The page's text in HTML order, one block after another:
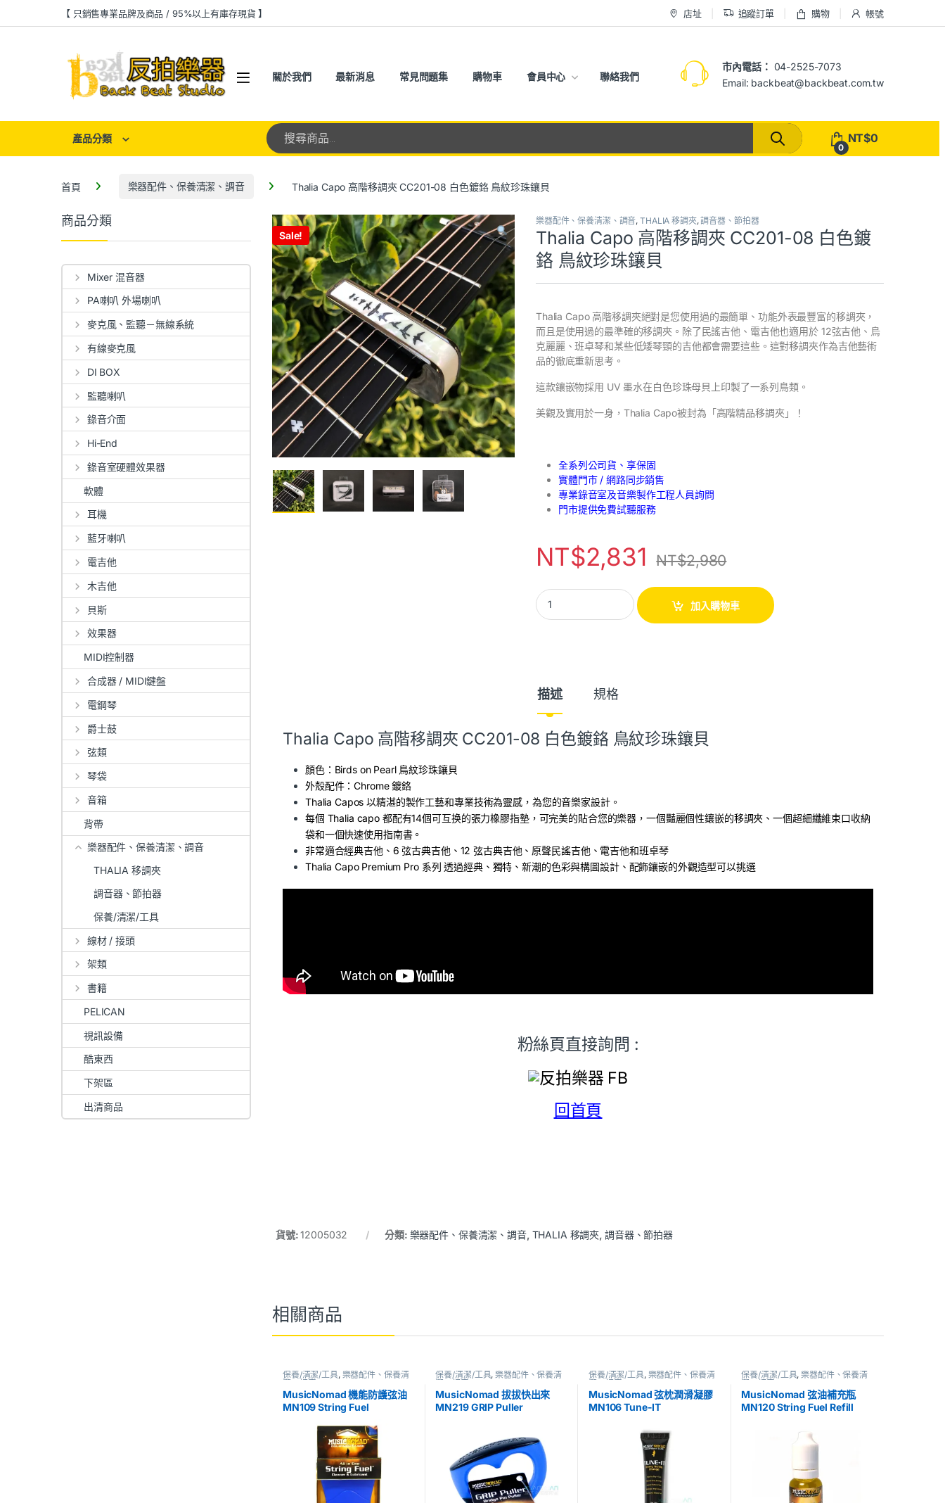
【 只銷售專業品牌及商品 / 95%以上有庫存現貨 】 店址 追蹤訂單 購物 帳號
關於我們 最新消息 常見問題集 購物車 會員中心 聯絡我們
市內電話： 04-2525-7073
Email: backbeat@backbeat.com.tw
產品分類
0
NT$0
首頁 樂器配件、保養清潔、調音 Thalia Capo 高階移調夾 CC201-08 白色鍍鉻 鳥紋珍珠鑲貝
Sale!
樂器配件、保養清潔、調音,THALIA 移調夾,調音器、節拍器
Thalia Capo 高階移調夾 CC201-08 白色鍍
鉻 鳥紋珍珠鑲貝
Thalia Capo 高階移調夾絕對是您使用過的最簡單、功能外表最豐富的移調夾，
而且是使用過的最準確的移調夾。除了民謠吉他、電吉他也適用於 12弦吉他、烏
克麗麗、班卓琴和某些低矮琴頸的吉他都會需要這些。這對移調夾作為吉他藝術
品的徹底重新思考。
這款鑲嵌物採用 UV 墨水在白色珍珠母貝上印製了一系列鳥類。
美觀及實用於一身，Thalia Capo被封為「高階精品移調夾」！
全系列公司貨、享保固
實體門市 / 網路同步銷售
專業錄音室及音樂製作工程人員詢問
門市提供免費試聽服務
NT$2,831 NT$2,980
加入購物車
描述 規格
Thalia Capo 高階移調夾 CC201-08 白色鍍鉻 鳥紋珍珠鑲貝
顏色： Birds on Pearl 鳥紋珍珠鑲貝
外殼配件：Chrome 鍍鉻
Thalia Capos 以精湛的製作工藝和專業技術為靈感，為您的音樂家設計。
每個 Thalia capo 都配有14個可互换的張力橡膠指墊，可完美的貼合您的樂器，一個豔麗個性鑲嵌的移調夾、一個超細纖維束口收納
袋和一個快速使用指南書。
非常適合經典吉他、6 弦古典吉他、12 弦古典吉他、原聲民謠吉他、電吉他和班卓琴
Thalia Capo Premium Pro 系列 透過經典、獨特、新潮的色彩與構圖設計、配飾鑲嵌的外觀造型可以挑選
粉絲頁直接詢問 :
回首頁
貨號:12005032 分類: 樂器配件、保養清潔、調音, THALIA 移調夾, 調音器、節拍器
相關商品
保養/清潔/工具, 樂器配件、保養清
潔、調音
MusicNomad 機能防護弦油
MN109 String Fuel
保養/清潔/工具,樂器配件、保養清
潔、調音
MusicNomad 拔拔快出來
MN219 GRIP Puller
保養/清潔/工具, 樂器配件、保養清
潔、調音
MusicNomad 弦枕潤滑凝膠
MN106 Tune-IT
保養/清潔/工具,樂器配件、保養清
潔、調音
MusicNomad 弦油補充瓶
MN120 String Fuel Refill
商品分類
Mixer 混音器
PA喇叭 外場喇叭
麥克風、監聽－無線系統
有線麥克風
DI BOX
監聽喇叭
錄音介面
Hi-End
錄音室硬體效果器
軟體
耳機
藍牙喇叭
電吉他
木吉他
貝斯
效果器
MIDI控制器
合成器 / MIDI鍵盤
電鋼琴
爵士鼓
弦類
琴袋
音箱
背帶
樂器配件、保養清潔、調音
THALIA 移調夾
調音器、節拍器
保養/清潔/工具
線材 / 接頭
架類
書籍
PELICAN
視訊設備
酷東西
下架區
出清商品